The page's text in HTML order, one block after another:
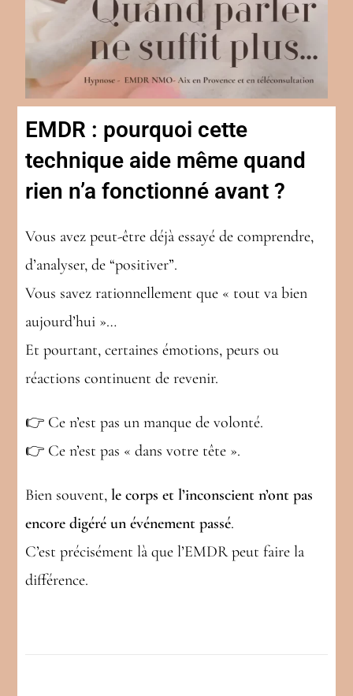
EMDR : pourquoi cette
technique aide même quand
rien n’a fonctionné avant ?
Vous avez peut-être déjà essayé de comprendre,
d’analyser, de “positiver”.
Vous savez rationnellement que « tout va bien
aujourd’hui »…
Et pourtant, certaines émotions, peurs ou
réactions continuent de revenir.
👉 Ce n’est pas un manque de volonté.
👉 Ce n’est pas « dans votre tête ».
Bien souvent,le corps et l’inconscient n’ont pas
encore digéré un événement passé.
C’est précisément là que l’EMDR peut faire la
différence.